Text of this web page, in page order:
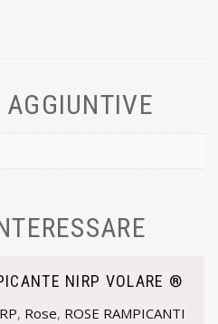
NIRP VOLARE ®
, Rose, ROSE RAMPICANTI